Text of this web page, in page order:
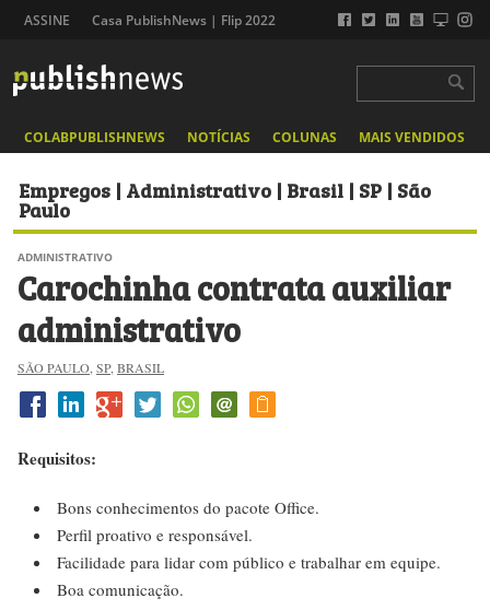
ASSINE Casa PublishNews | Flip 2022
COLABPUBLISHNEWS NOTÍCIAS COLUNAS MAIS VENDIDOS
Empregos | Administrativo | Brasil | SP | São
Paulo
ADMINISTRATIVO
Carochinha contrata auxiliar
administrativo
SÃO PAULO SP, BRASIL
Requisitos:
Bons conhecimentos do pacote Office.
Perfil proativo e responsável.
Facilidade para lidar com público e trabalhar em equipe.
Boa comunicação.